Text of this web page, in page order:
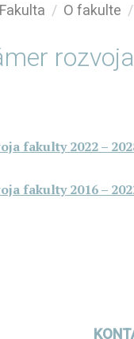
Fakulta O fakulte
fakulty 2022 –
fakulty 2016 –